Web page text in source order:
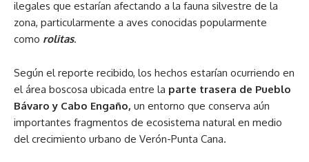
ilegales que estarían afectando a la fauna silvestre de la
zona, particularmente a aves conocidas popularmente
como rolitas.
Según el reporte recibido, los hechos estarían ocurriendo en
el área boscosa ubicada entre la parte trasera de Pueblo
Bávaro y Cabo Engaño, un entorno que conserva aún
importantes fragmentos de ecosistema natural en medio
del crecimiento urbano de Verón-Punta Cana.